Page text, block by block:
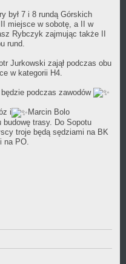
był 7 i 8 rundą Górskich
miejsce w sobotę, a II w
Rybczyk zajmując także II
rund.
Jurkowski zajął podczas obu
w kategorii H4.
podczas zawodów
i
Marcin Bolo
trasy. Do Sopotu
troje będą sędziami na BK
na PO.